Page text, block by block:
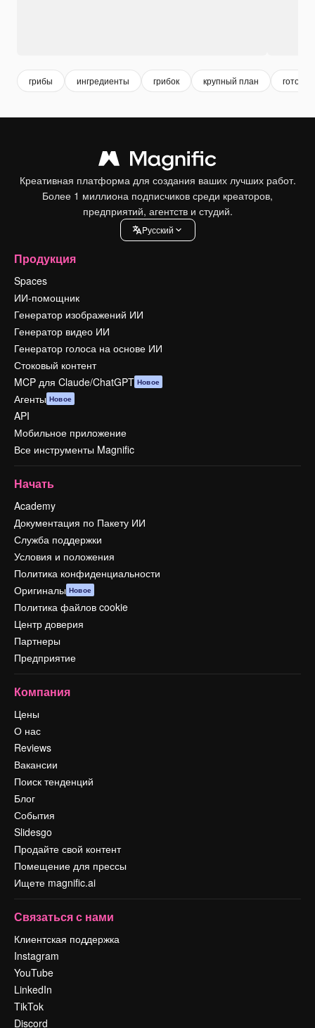
грибы ингредиенты грибок крупный план готовка
Креативная платформа для создания ваших лучших работ.
Более 1 миллиона подписчиков среди креаторов,
предприятий, агентств и студий.
Pусский
Продукция
Spaces
ИИ-помощник
Генератор изображений ИИ
Генератор видео ИИ
Генератор голоса на основе ИИ
Стоковый контент
MCP для Claude/ChatGPT Новое
Агенты Новое
API
Мобильное приложение
Все инструменты Magnific
Начать
Academy
Документация по Пакету ИИ
Служба поддержки
Условия и положения
Политика конфиденциальности
Оригиналы Новое
Политика файлов cookie
Центр доверия
Партнеры
Предприятие
Компания
Цены
О нас
Reviews
Вакансии
Поиск тенденций
Блог
События
Slidesgo
Продайте свой контент
Помещение для прессы
Ищете magnific.ai
Связаться с нами
Клиентская поддержка
Instagram
YouTube
LinkedIn
TikTok
Discord